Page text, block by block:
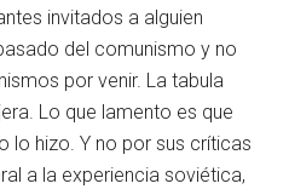
invitados a alguien
del comunismo y no
por venir. La tabula
Lo que lamento es que
lo hizo. Y no por sus críticas
a la experiencia soviética,